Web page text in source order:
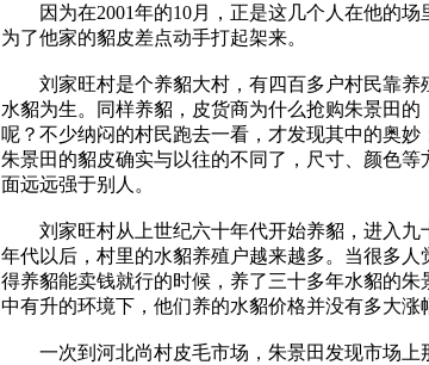
因为在2001年的10月，正是这几个人在他的场
为了他家的貂皮差点动手打起架来。
刘家旺村是个养貂大村，有四百多户村民靠养
水貂为生。同样养貂，皮货商为什么抢购朱景田的
呢？不少纳闷的村民跑去一看，才发现其中的奥妙
朱景田的貂皮确实与以往的不同了，尺寸、颜色等
面远远强于别人。
刘家旺村从上世纪六十年代开始养貂，进入九
年代以后，村里的水貂养殖户越来越多。当很多人
得养貂能卖钱就行的时候，养了三十多年水貂的
中有升的环境下，他们养的水貂价格并没有多大涨
一次到河北尚村皮毛市场，朱景田发现市场上